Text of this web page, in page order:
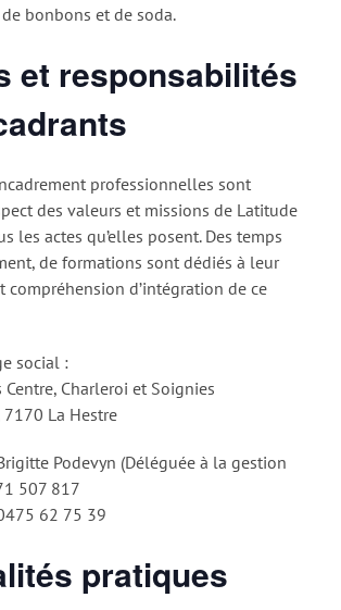
bonbons et de soda.
et responsabilités
professionnelles sont
des valeurs et missions de Latitude
les actes qu’elles posent. Des temps
de formations sont dédiés à leur
compréhension d’intégration de ce
social :
Centre, Charleroi et Soignies
7170 La Hestre
Podevyn (Déléguée à la gestion
507 817
62 75 39
pratiques